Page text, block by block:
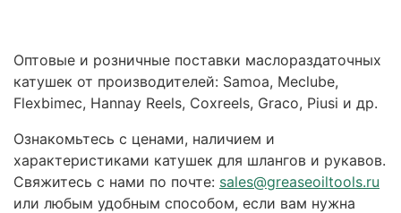
Оптовые и розничные поставки маслораздаточных
катушек от производителей: Samoa, Meclube,
Flexbimec, Hannay Reels, Coxreels, Graco, Piusi и др.
Ознакомьтесь с ценами, наличием и
характеристиками катушек для шлангов и рукавов.
Свяжитесь с нами по почте: sales@greaseoiltools.ru
или любым удобным способом, если вам нужна